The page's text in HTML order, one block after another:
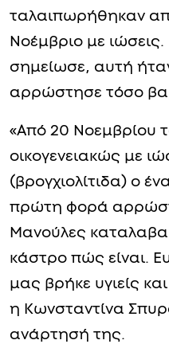
ταλαιπωρήθηκαν
Νοέμβριο με
σημείωσε, αυτή
αρρώστησε τόσο
«Από 20 Νοεμβρίου
οικογενειακώς με
(βρογχιολίτιδα) ο
πρώτη φορά
Μανούλες
κάστρο πώς είναι.
μας βρήκε υγιείς
η Κωνσταντίνα
ανάρτησή της.